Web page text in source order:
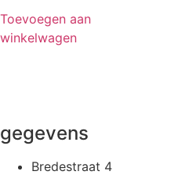
Toevoegen aan
winkelwagen
gegevens
Bredestraat 4